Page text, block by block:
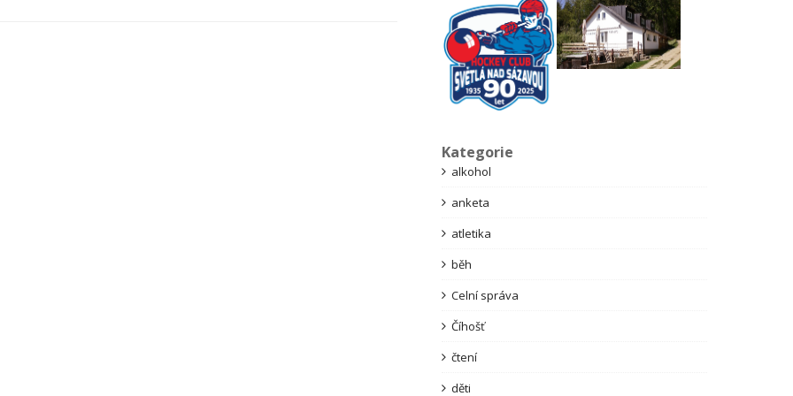
Kategorie
alkohol
anketa
atletika
běh
Celní správa
Číhošť
čtení
děti